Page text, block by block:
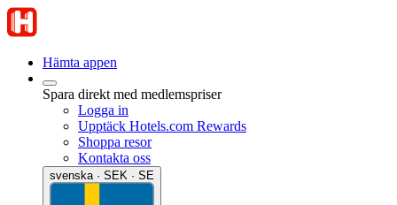
Hämta appen
Spara direkt med medlemspriser
Logga in
Upptäck Hotels.com Rewards
Shoppa resor
Kontakta oss
svenska · SEK · SE